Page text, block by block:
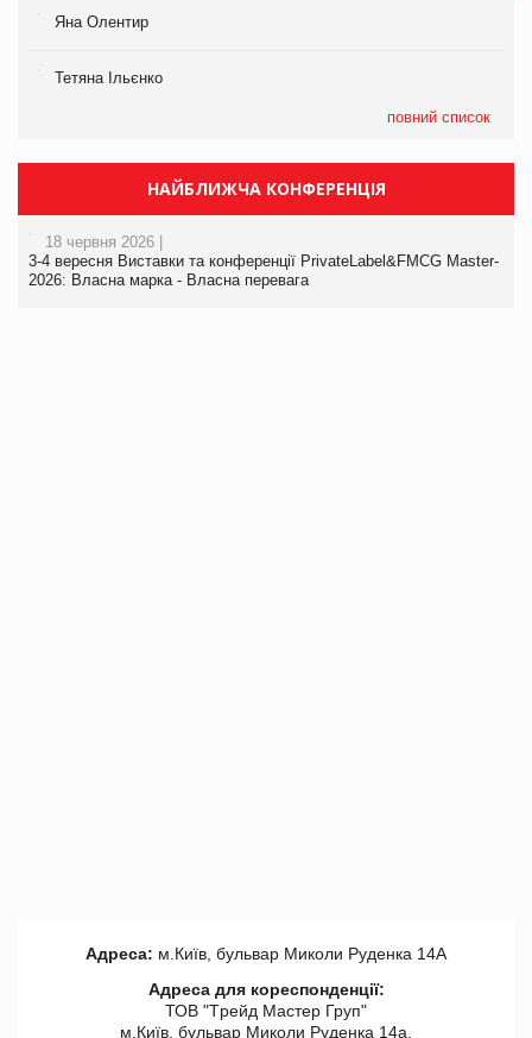
Яна Олентир
Тетяна Ільєнко
повний список
НАЙБЛИЖЧА КОНФЕРЕНЦІЯ
18 червня 2026 |
3-4 вересня Виставки та конференції PrivateLabel&FMCG Master-
2026: Власна марка - Власна перевага
Адреса: м.Київ, бульвар Миколи Руденка 14А
Адреса для кореспонденції:
ТОВ "Tрейд Мастер Груп"
м.Київ, бульвар Миколи Руденка 14а,